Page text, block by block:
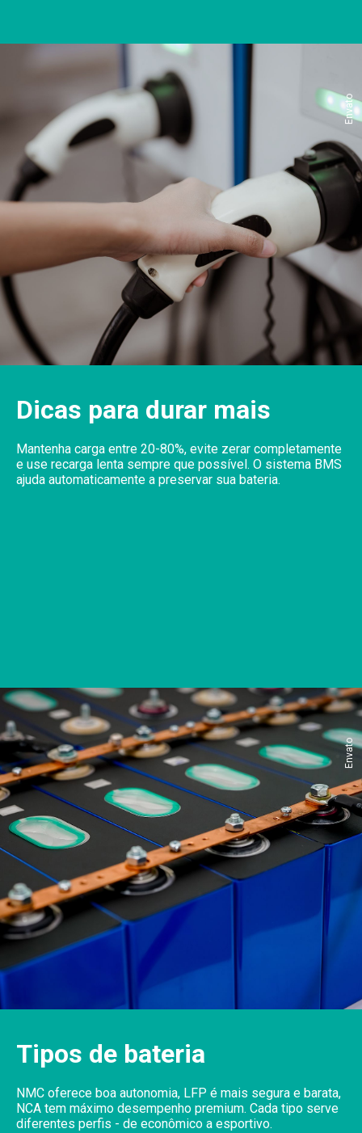
Envato
Dicas para durar mais
Mantenha carga entre 20-80%, evite zerar completamente
e use recarga lenta sempre que possível. O sistema BMS
ajuda automaticamente a preservar sua bateria.
Envato
Tipos de bateria
NMC oferece boa autonomia, LFP é mais segura e barata,
NCA tem máximo desempenho premium. Cada tipo serve
diferentes perfis - de econômico a esportivo.